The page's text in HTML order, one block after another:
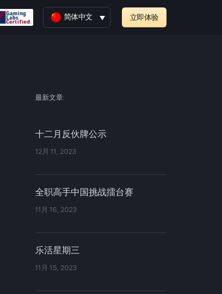
简体中文 立即体验
最新文章:
十二月反伙牌公示
12月 11, 2023
全职高手中国挑战擂台赛
11月 16, 2023
乐活星期三
11月 15, 2023